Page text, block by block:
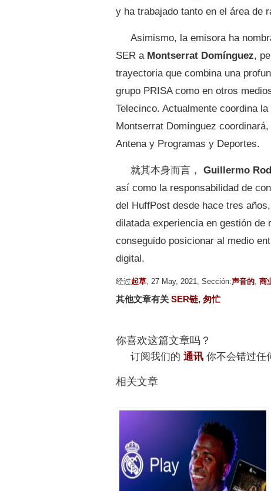
y ha trabajado tanto en el área de
Asimismo, la emisora ha
SER a Montserrat Domínguez,
trayectoria que combina una
grupo PRISA como en otros
Telecinco. Actualmente coordina
Montserrat Domínguez
Antena y Programas y Deportes.
就其本身而言， Guillermo
así como la responsabilidad de
del HuffPost desde hace tres
dilatada experiencia en gestión
conseguido posicionar al medio
digital.
经过起草 , 27 May, 2021, Sección:声音的 商
其他文章有关 SER链, 匆忙
你喜欢这篇文章吗？
订阅我们的 通讯 你不会错过任
相关文章